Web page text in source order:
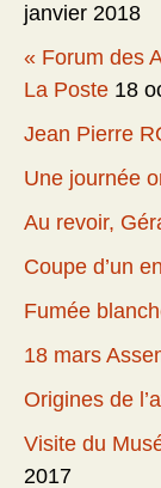
janvier 2018
« Forum des
La Poste 18
Jean Pierre
Une journée
Au revoir,
Coupe d’un
Fumée
18 mars
Origines de
Visite du
2017